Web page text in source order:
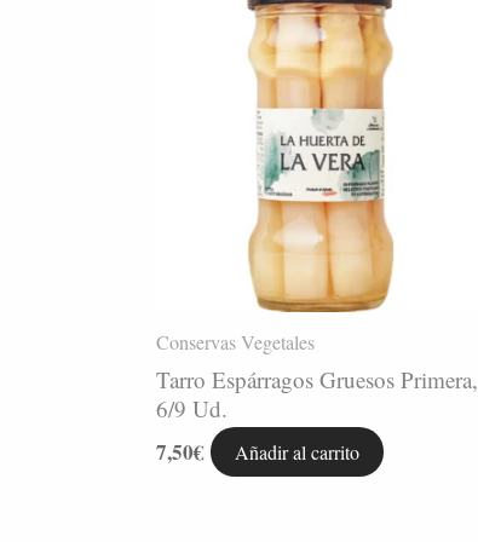
Conservas Vegetales
Tarro Espárragos Gruesos Primera,
6/9 Ud.
7,50€ Añadir al carrito